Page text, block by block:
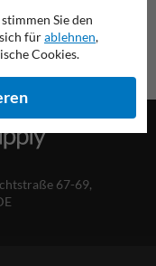
67-69,
Sie den
fürablehnen,
Cookies.